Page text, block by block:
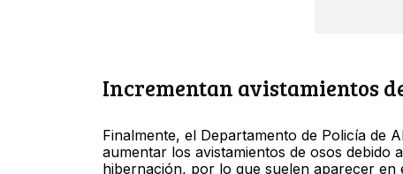
Incrementan avistamientos
Finalmente, el Departamento de Policía de
aumentar los avistamientos de osos debido
hibernación, por lo que suelen aparecer